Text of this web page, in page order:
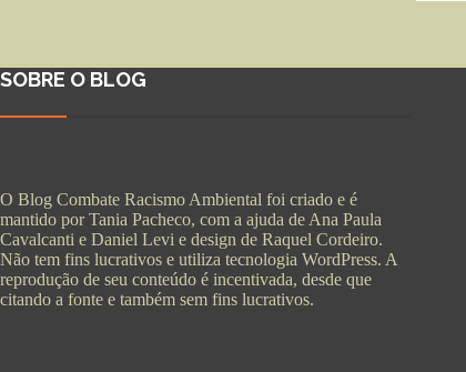
SOBRE O BLOG
O Blog Combate Racismo Ambiental foi criado e é
mantido por Tania Pacheco, com a ajuda de Ana Paula
Cavalcanti e Daniel Levi e design de Raquel Cordeiro.
Não tem fins lucrativos e utiliza tecnologia WordPress. A
reprodução de seu conteúdo é incentivada, desde que
citando a fonte e também sem fins lucrativos.